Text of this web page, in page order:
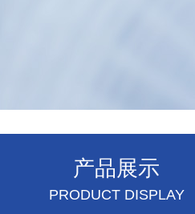
产品展示
PRODUCT DISPLAY